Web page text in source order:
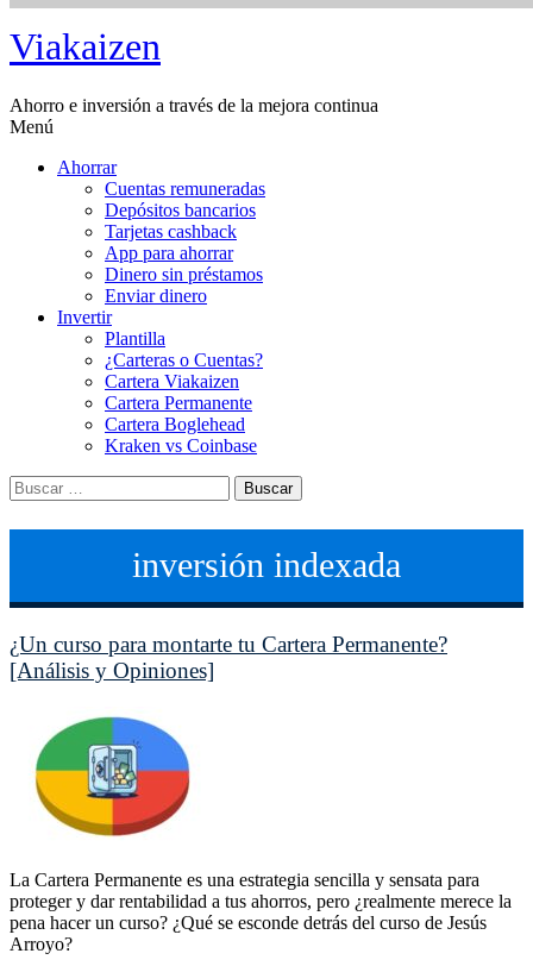
Saltar
al
Viakaizen
Ahorro e inversión a través de la mejora continua
Menú
Ahorrar
Cuentas remuneradas
Depósitos bancarios
Tarjetas cashback
App para ahorrar
Dinero sin préstamos
Enviar dinero
Invertir
Plantilla
¿Carteras o Cuentas?
Cartera Viakaizen
Cartera Permanente
Cartera Boglehead
Kraken vs Coinbase
Buscar:
inversión indexada
¿Un curso para montarte tu Cartera Permanente?
[Análisis y Opiniones]
La Cartera Permanente es una estrategia sencilla y sensata para
proteger y dar rentabilidad a tus ahorros, pero ¿realmente merece la
pena hacer un curso? ¿Qué se esconde detrás del curso de Jesús
Arroyo?